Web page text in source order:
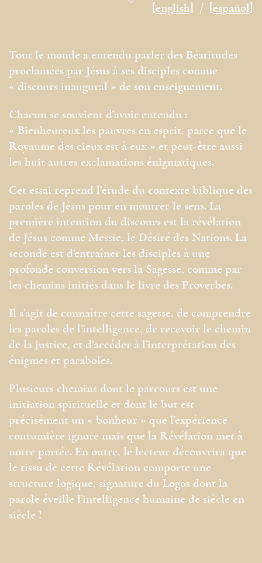
[english] [español]
Tout le monde a entendu parler des Béatitudes
proclamées par Jésus à ses disciples comme
« discours inaugural » de son enseignement.
Chacun se souvient d’avoir entendu :
« Bienheureux les pauvres en esprit, parce que le
Royaume des cieux est à eux » et peut-être aussi
les huit autres exclamations énigmatiques.
Cet essai reprend l’étude du contexte biblique des
paroles de Jésus pour en montrer le sens. La
première intention du discours est la révélation
de Jésus comme Messie, le Désiré des Nations. La
seconde est d’entraîner les disciples à une
profonde conversion vers la Sagesse, comme par
les chemins initiés dans le livre des Proverbes.
Il s’agit de connaître cette sagesse, de comprendre
les paroles de l’intelligence, de recevoir le chemin
de la justice, et d’accéder à l’interprétation des
énigmes et paraboles.
Plusieurs chemins dont le parcours est une
initiation spirituelle et dont le but est
précisément un « bonheur » que l’expérience
coutumière ignore mais que la Révélation met à
notre portée. En outre, le lecteur découvrira que
le tissu de cette Révélation comporte une
structure logique, signature du Logos dont la
parole éveille l’intelligence humaine de siècle en
siècle !